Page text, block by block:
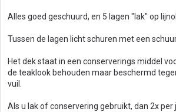
Alles goed geschuurd, en 5 lagen "lak" op
Tussen de lagen licht schuren met een
Het dek staat in een conserverings middel
de teaklook behouden maar beschermd
vuil.
Als u lak of conservering gebruikt, dan 2x per